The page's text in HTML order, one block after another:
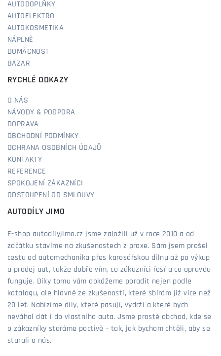
AUTODOPLŇKY
AUTOELEKTRO
AUTOKOSMETIKA
NÁPLNĚ
DOMÁCNOST
BAZAR
RYCHLÉ ODKAZY
O NÁS
NÁVODY & PODPORA
DOPRAVA
OBCHODNÍ PODMÍNKY
OCHRANA OSOBNÍCH ÚDAJŮ
KONTAKTY
REFERENCE
SPOKOJENÍ ZÁKAZNÍCI
ODSTOUPENÍ OD SMLOUVY
AUTODÍLY JIMO
E-shop autodílyjimo.cz jsme založili už v roce 2010 a od
začátku stavíme na zkušenostech z praxe. Sám jsem prošel
cestu od automechanika přes karosářskou dílnu až po výkup
a prodej aut, takže dobře vím, co zákazníci řeší a co opravdu
funguje. Díky tomu vám dokážeme poradit nejen podle
katalogu, ale hlavně ze zkušeností, které sbírám již více než
20 let. Nabízíme díly, které pasují, vydrží a které bych
neváhal dát i do vlastního auta. Jsme prostě obchod, kde se
o zákazníky staráme poctivě – tak, jak bychom chtěli, aby se
starali o nás.